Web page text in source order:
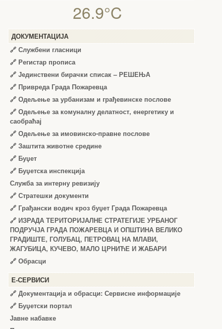
26.9°C
ДОКУМЕНТАЦИЈА
🔗 Службени гласници
🔗 Регистар прописа
🔗 Јединствени бирачки списак – РЕШЕЊА
🔗 Привреда Града Пожаревца
🔗 Одељење за урбанизам и грађевинске послове
🔗 Одељење за комуналну делатност, енергетику и
саобраћај
🔗 Одељење за имовинско-правне послове
🔗 Заштита животне средине
🔗 Буџет
🔗 Буџетска инспекција
Служба за интерну ревизију
🔗 Стратешки документи
🔗 Грађански водич кроз буџет Града Пожаревца
🔗 ИЗРАДА ТЕРИТОРИЈАЛНЕ СТРАТЕГИЈЕ УРБАНОГ
ПОДРУЧЈА ГРАДА ПОЖАРЕВЦА И ОПШТИНА ВЕЛИКО
ГРАДИШТЕ, ГОЛУБАЦ, ПЕТРОВАЦ НА МЛАВИ,
ЖАГУБИЦА, КУЧЕВО, МАЛО ЦРНИЋЕ И ЖАБАРИ
🔗 Обрасци
Е-СЕРВИСИ
🔗 Документација и обрасци: Сервисне информације
🔗 Буџетски портал
Јавне набавке